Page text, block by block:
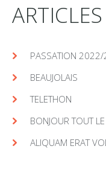
PASSATION
BEAUJOLAIS
TELETHON
BONJOUR TOUT
ALIQUAM ERAT